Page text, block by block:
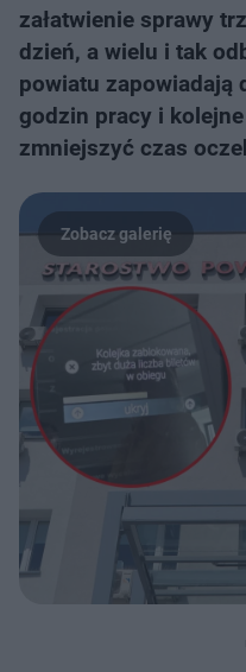
załatwienie sprawy
dzień, a wielu i tak
powiatu zapowiadają
godzin pracy i
zmniejszyć czas